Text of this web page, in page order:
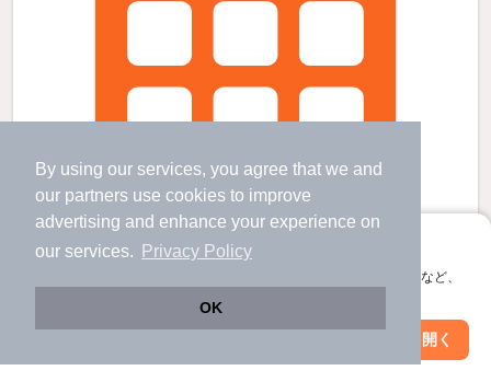
By using our services, you agree that we and
our partners use cookies to improve
advertising and enhance your experience on
our services.
Privacy Policy
OK
アプリに切り替えて、サクサクお部屋探し
会員登録なしですぐ使える。マップ検索やお気に入り保存など、
アプリを開く
絞り込み条件を変更